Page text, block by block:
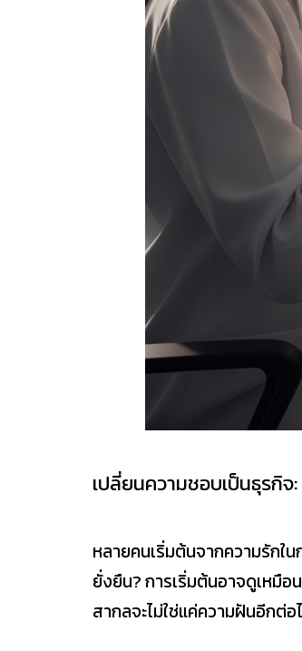
เปลี่ยนความชอบเป็นธุรกิ
หลายคนเริ่มต้นจากความรักใ
ยั่งยืน? การเริ่มต้นอาจดูเหมื
สากลจะไม่ใช่แค่ความฝันอีกต่อ